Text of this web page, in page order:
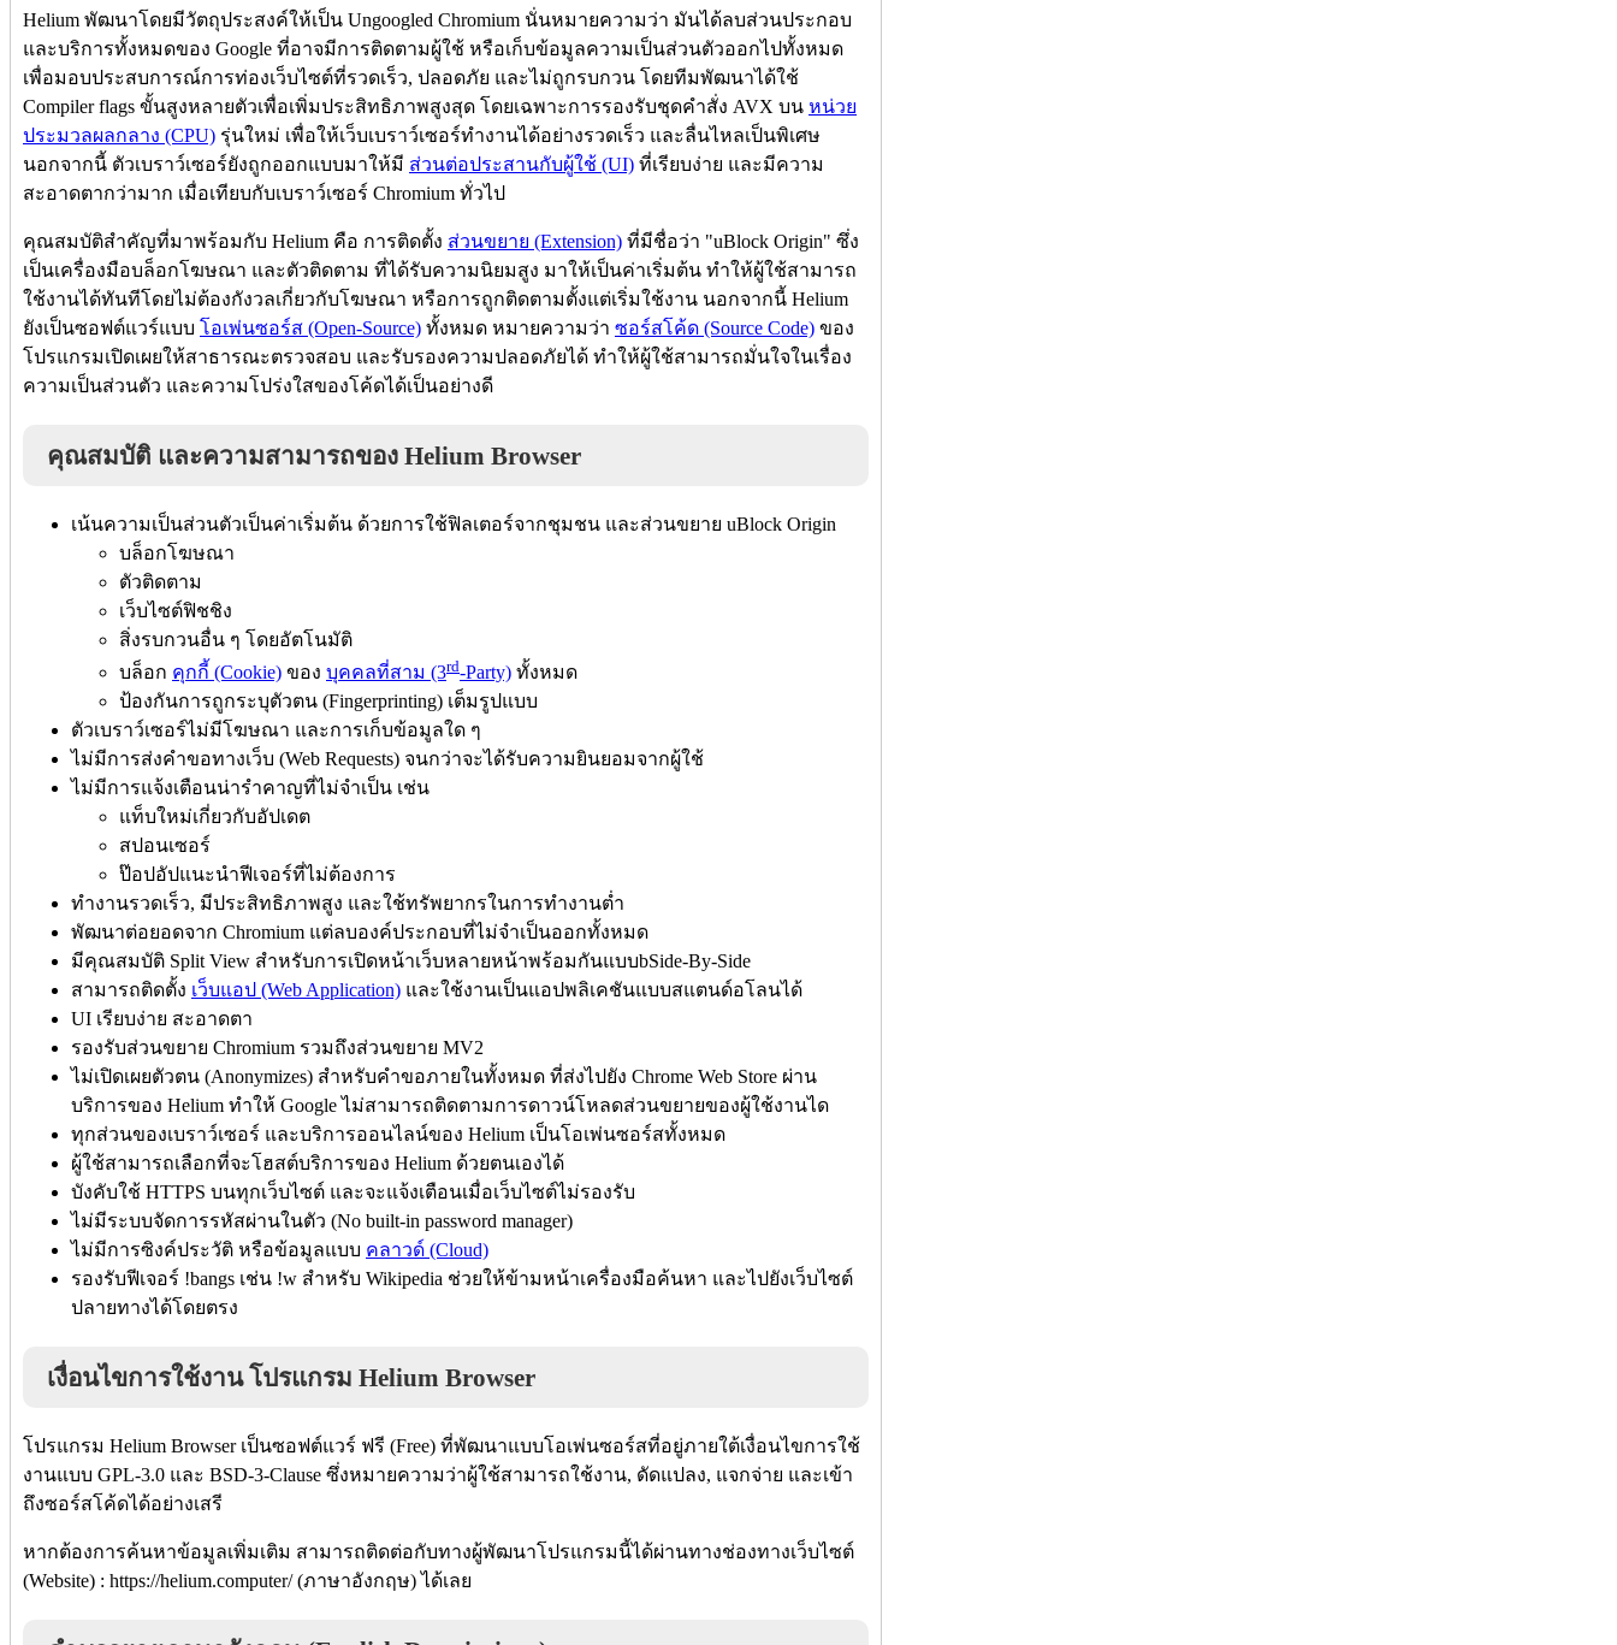
Helium พัฒนาโดยมีวัตถุประสงค์ให้เป็น Ungoogled Chromium นั่นหมายความว่า มันได้ลบส่วนประกอบ
และบริการทั้งหมดของ Google ที่อาจมีการติดตามผู้ใช้ หรือเก็บข้อมูลความเป็นส่วนตัวออกไปทั้งหมด
เพื่อมอบประสบการณ์การท่องเว็บไซต์ที่รวดเร็ว, ปลอดภัย และไม่ถูกรบกวน โดยทีมพัฒนาได้ใช้
Compiler flags ขั้นสูงหลายตัวเพื่อเพิ่มประสิทธิภาพสูงสุด โดยเฉพาะการรองรับชุดคำสั่ง AVX บน หน่วย
ประมวลผลกลาง (CPU) รุ่นใหม่ เพื่อให้เว็บเบราว์เซอร์ทำงานได้อย่างรวดเร็ว และลื่นไหลเป็นพิเศษ
นอกจากนี้ ตัวเบราว์เซอร์ยังถูกออกแบบมาให้มี ส่วนต่อประสานกับผู้ใช้ (UI) ที่เรียบง่าย และมีความ
สะอาดตากว่ามาก เมื่อเทียบกับเบราว์เซอร์ Chromium ทั่วไป
คุณสมบัติสำคัญที่มาพร้อมกับ Helium คือ การติดตั้ง ส่วนขยาย (Extension) ที่มีชื่อว่า "uBlock Origin" ซึ่ง
เป็นเครื่องมือบล็อกโฆษณา และตัวติดตาม ที่ได้รับความนิยมสูง มาให้เป็นค่าเริ่มต้น ทำให้ผู้ใช้สามารถ
ใช้งานได้ทันทีโดยไม่ต้องกังวลเกี่ยวกับโฆษณา หรือการถูกติดตามตั้งแต่เริ่มใช้งาน นอกจากนี้ Helium
ยังเป็นซอฟต์แวร์แบบ โอเพ่นซอร์ส (Open-Source) ทั้งหมด หมายความว่า ซอร์สโค้ด (Source Code) ของ
โปรแกรมเปิดเผยให้สาธารณะตรวจสอบ และรับรองความปลอดภัยได้ ทำให้ผู้ใช้สามารถมั่นใจในเรื่อง
ความเป็นส่วนตัว และความโปร่งใสของโค้ดได้เป็นอย่างดี
คุณสมบัติ และความสามารถของ Helium Browser
เน้นความเป็นส่วนตัวเป็นค่าเริ่มต้น ด้วยการใช้ฟิลเตอร์จากชุมชน และส่วนขยาย uBlock Origin
บล็อกโฆษณา
ตัวติดตาม
เว็บไซต์ฟิชชิง
สิ่งรบกวนอื่น ๆ โดยอัตโนมัติ
บล็อก คุกกี้ (Cookie) ของ บุคคลที่สาม (3rd-Party) ทั้งหมด
ป้องกันการถูกระบุตัวตน (Fingerprinting) เต็มรูปแบบ
ตัวเบราว์เซอร์ไม่มีโฆษณา และการเก็บข้อมูลใด ๆ
ไม่มีการส่งคำขอทางเว็บ (Web Requests) จนกว่าจะได้รับความยินยอมจากผู้ใช้
ไม่มีการแจ้งเตือนน่ารำคาญที่ไม่จำเป็น เช่น
แท็บใหม่เกี่ยวกับอัปเดต
สปอนเซอร์
ป๊อปอัปแนะนำฟีเจอร์ที่ไม่ต้องการ
ทำงานรวดเร็ว, มีประสิทธิภาพสูง และใช้ทรัพยากรในการทำงานต่ำ
พัฒนาต่อยอดจาก Chromium แต่ลบองค์ประกอบที่ไม่จำเป็นออกทั้งหมด
มีคุณสมบัติ Split View สำหรับการเปิดหน้าเว็บหลายหน้าพร้อมกันแบบbSide-By-Side
สามารถติดตั้ง เว็บแอป (Web Application) และใช้งานเป็นแอปพลิเคชันแบบสแตนด์อโลนได้
UI เรียบง่าย สะอาดตา
รองรับส่วนขยาย Chromium รวมถึงส่วนขยาย MV2
ไม่เปิดเผยตัวตน (Anonymizes) สำหรับคำขอภายในทั้งหมด ที่ส่งไปยัง Chrome Web Store ผ่าน
บริการของ Helium ทำให้ Google ไม่สามารถติดตามการดาวน์โหลดส่วนขยายของผู้ใช้งานได
ทุกส่วนของเบราว์เซอร์ และบริการออนไลน์ของ Helium เป็นโอเพ่นซอร์สทั้งหมด
ผู้ใช้สามารถเลือกที่จะโฮสต์บริการของ Helium ด้วยตนเองได้
บังคับใช้ HTTPS บนทุกเว็บไซต์ และจะแจ้งเตือนเมื่อเว็บไซต์ไม่รองรับ
ไม่มีระบบจัดการรหัสผ่านในตัว (No built-in password manager)
ไม่มีการซิงค์ประวัติ หรือข้อมูลแบบ คลาวด์ (Cloud)
รองรับฟีเจอร์ !bangs เช่น !w สำหรับ Wikipedia ช่วยให้ข้ามหน้าเครื่องมือค้นหา และไปยังเว็บไซต์
ปลายทางได้โดยตรง
เงื่อนไขการใช้งาน โปรแกรม Helium Browser
โปรแกรม Helium Browser เป็นซอฟต์แวร์ ฟรี (Free) ที่พัฒนาแบบโอเพ่นซอร์สที่อยู่ภายใต้เงื่อนไขการใช้
งานแบบ GPL-3.0 และ BSD-3-Clause ซึ่งหมายความว่าผู้ใช้สามารถใช้งาน, ดัดแปลง, แจกจ่าย และเข้า
ถึงซอร์สโค้ดได้อย่างเสรี
หากต้องการค้นหาข้อมูลเพิ่มเติม สามารถติดต่อกับทางผู้พัฒนาโปรแกรมนี้ได้ผ่านทางช่องทางเว็บไซต์
(Website) : https://helium.computer/ (ภาษาอังกฤษ) ได้เลย